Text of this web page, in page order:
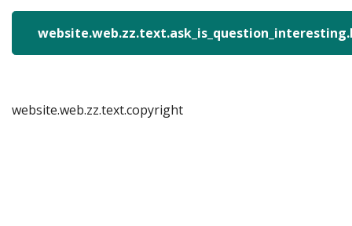
website.web.zz.text.copyright